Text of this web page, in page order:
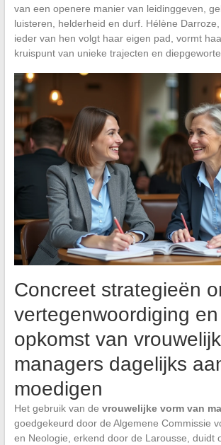
van een openere manier van leidinggeven,
luisteren, helderheid en durf. Hélène
ieder van hen volgt haar eigen pad, vormt
kruispunt van unieke trajecten en
Concreet strategieën
vertegenwoordiging
opkomst van
managers dagelijks
moedigen
Het gebruik van de vrouwelijke vorm van
goedgekeurd door de Algemene Commissie
en Neologie, erkend door de Larousse, duidt